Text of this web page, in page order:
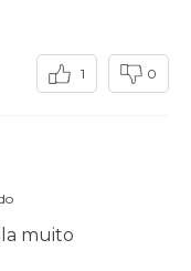
1 0
muito